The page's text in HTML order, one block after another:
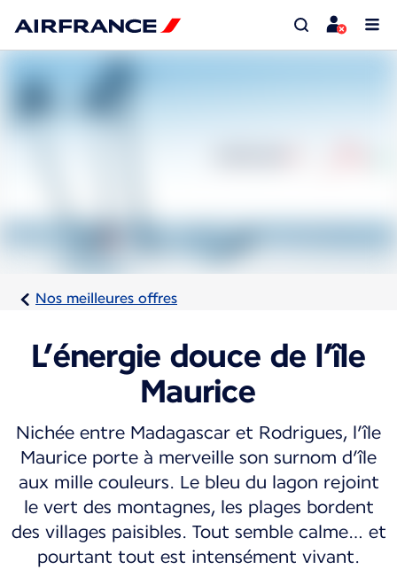
Nos meilleures offres
L’énergie douce de l’île
Maurice
Nichée entre Madagascar et Rodrigues, l’île
Maurice porte à merveille son surnom d’île
aux mille couleurs. Le bleu du lagon rejoint
le vert des montagnes, les plages bordent
des villages paisibles. Tout semble calme… et
pourtant tout est intensément vivant.